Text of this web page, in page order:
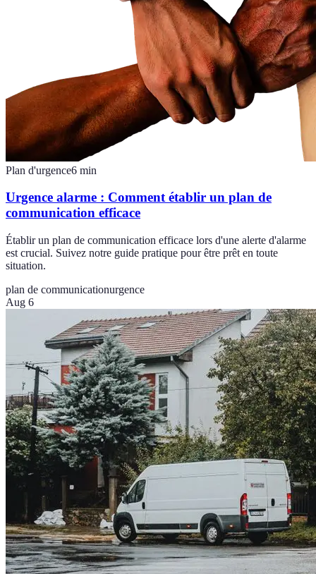
Plan d'urgence6 min
Urgence alarme : Comment établir un plan de
communication efficace
Établir un plan de communication efficace lors d'une alerte d'alarme
est crucial. Suivez notre guide pratique pour être prêt en toute
situation.
plan de communicationurgence
Aug 6